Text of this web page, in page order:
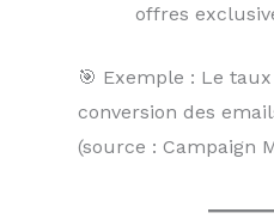
offres
🎯 Exemple : Le
conversion des
(source : Campaign